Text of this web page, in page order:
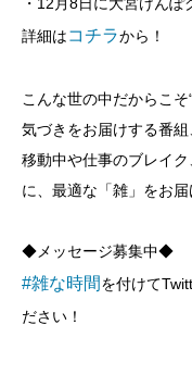
詳細はコチラから！
こんな世の中だからこ
気づきをお届けする番組
移動中や仕事のブレイ
に、最適な「雑」をお届
◆メッセージ募集中◆
⁠#雑な時間⁠を付けて
ださい！